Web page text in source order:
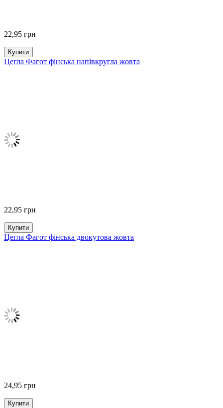
22,95 грн
Купити
Цегла Фагот фінська напівкругла жовта
22,95 грн
Купити
Цегла Фагот фінська двокутова жовта
24,95 грн
Купити